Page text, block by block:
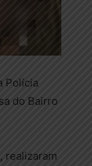
Polícia
do Bairro
realizaram